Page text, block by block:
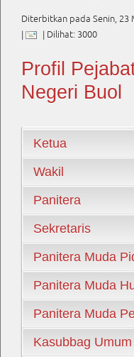
Diterbitkan pada Senin, 23
|
| Dilihat: 3000
Profil
Negeri Buol
Ketua
Wakil
Panitera
Sekretaris
Panitera Muda
Panitera Muda
Panitera Muda
Kasubbag